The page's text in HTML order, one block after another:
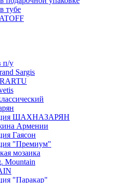
тубе
п/у
Sargis
ШАХНАЗАРЯН
Армении
Гаясон
"Премиум"
мозаика
Mountain
"Паракар"